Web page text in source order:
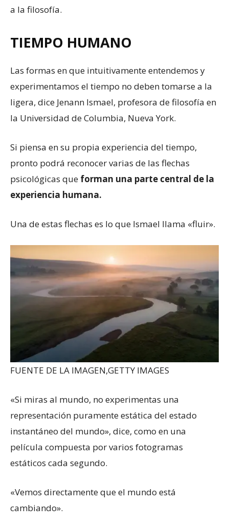
a la filosofía.
TIEMPO HUMANO
Las formas en que intuitivamente entendemos y
experimentamos el tiempo no deben tomarse a la
ligera, dice Jenann Ismael, profesora de filosofía en
la Universidad de Columbia, Nueva York.
Si piensa en su propia experiencia del tiempo,
pronto podrá reconocer varias de las flechas
psicológicas que forman una parte central de la
experiencia humana.
Una de estas flechas es lo que Ismael llama «fluir».
FUENTE DE LA IMAGEN,GETTY IMAGES
«Si miras al mundo, no experimentas una
representación puramente estática del estado
instantáneo del mundo», dice, como en una
película compuesta por varios fotogramas
estáticos cada segundo.
«Vemos directamente que el mundo está
cambiando».